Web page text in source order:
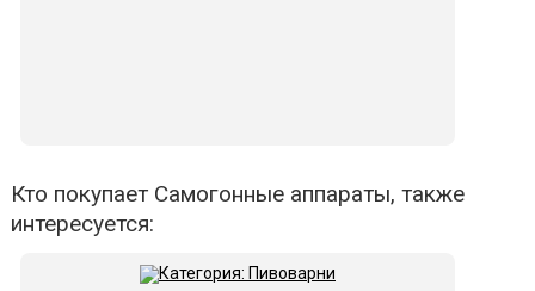
Кто покупает Самогонные аппараты, также
интересуется: